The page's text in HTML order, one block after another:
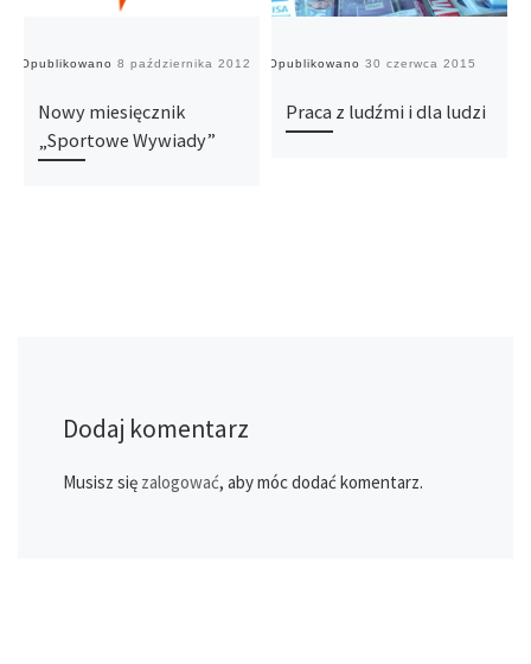
Opublikowano 8 października 2012
Nowy miesięcznik
„Sportowe Wywiady”
Opublikowano 30 czerwca 2015
Praca z ludźmi i dla ludzi
Dodaj komentarz
Musisz się zalogować, aby móc dodać komentarz.